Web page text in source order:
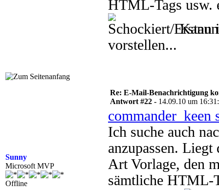
HTML-Tags usw.
Kann
vorstellen...
Sunny
Microsoft MVP
Offline
Re: E-Mail-Benachrichtigung
Antwort #22 - 14.09.10 um
commander_keen
Ich suche auch
anzupassen.
Art Vorlage, den
sämtliche HTML-